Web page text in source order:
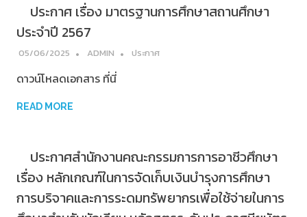
ประกาศ เรื่อง มาตรฐานการศึกษาสถานศึกษา
ประจำปี 2567
05/06/2025 ADMIN ประกาศ
ดาวน์โหลดเอกสาร ที่นี่
READ MORE
ประกาศสำนักงานคณะกรรมการการอาชีวศึกษา
เรื่อง หลักเกณฑ์ในการจัดเก็บเงินบำรุงการศึกษา
การบริจาคและการระดมทรัพยากรเพื่อใช้จ่ายในการ